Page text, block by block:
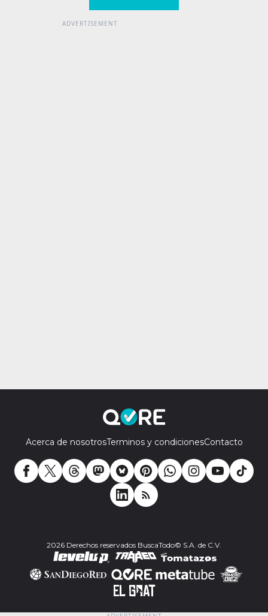
Acerca de nosotrosTerminos y condicionesContacto
2026 Derechos reservados BuscaTodo© S.A. de C.V.